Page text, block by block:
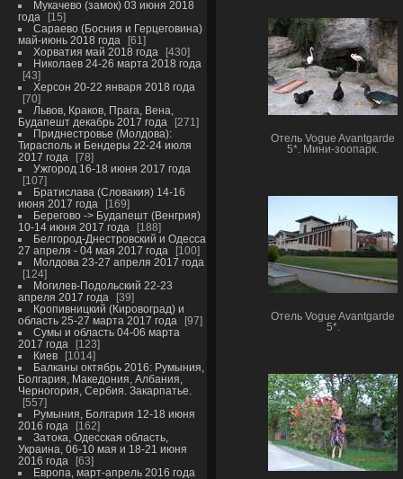
Мукачево (замок) 03 июня 2018
года
15
Сараево (Босния и Герцеговина)
май-июнь 2018 года
61
Хорватия май 2018 года
430
Николаев 24-26 марта 2018 года
43
Херсон 20-22 января 2018 года
70
Львов, Краков, Прага, Вена,
Будапешт декабрь 2017 года
271
Приднестровье (Молдова):
Тирасполь и Бендеры 22-24 июля
2017 года
78
Ужгород 16-18 июня 2017 года
107
Братислава (Словакия) 14-16
июня 2017 года
169
Берегово -> Будапешт (Венгрия)
10-14 июня 2017 года
188
Белгород-Днестровский и Одесса
27 апреля - 04 мая 2017 года
100
Молдова 23-27 апреля 2017 года
124
Могилев-Подольский 22-23
апреля 2017 года
39
Кропивницкий (Кировоград) и
область 25-27 марта 2017 года
97
Сумы и область 04-06 марта
2017 года
123
Киев
1014
Балканы октябрь 2016: Румыния,
Болгария, Македония, Албания,
Черногория, Сербия. Закарпатье.
557
Румыния, Болгария 12-18 июня
2016 года
162
Затока, Одесская область,
Украина, 06-10 мая и 18-21 июня
2016 года
63
Европа, март-апрель 2016 года
Отель Vogue Avantgarde
5*. Мини-зоопарк.
Отель Vogue Avantgarde
5*.